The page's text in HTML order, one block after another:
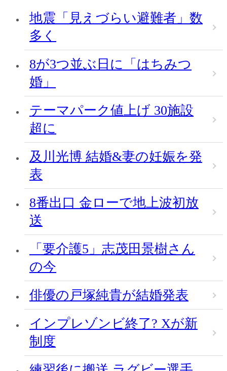
地震「見えづらい避難者」数
多く
8が3つ並ぶ日に「はちみつ
婚」
テーマパーク値上げ 30施設
超に
及川光博 結婚&妻の妊娠を発
表
8番出口 金ローで地上波初放
送
「要介護5」志茂田景樹さん
の今
俳優の戸塚純貴が結婚発表
インプレゾンビ終了? Xが新
制度